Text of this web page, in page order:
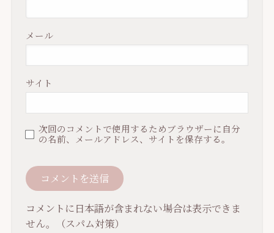
メール
サイト
次回のコメントで使用するためブラウザーに自分
の名前、メールアドレス、サイトを保存する。
コメントに日本語が含まれない場合は表示できま
せん。（スパム対策）